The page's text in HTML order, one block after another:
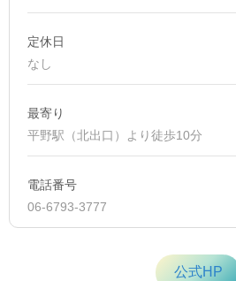
定休日
なし
最寄り
平野駅（北出口）より徒歩10分
電話番号
06-6793-3777
公式HP